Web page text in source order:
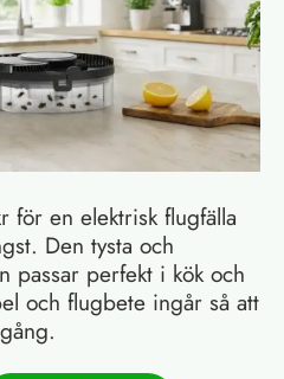
för en elektrisk flugfälla
Den tysta och
passar perfekt i kök och
och flugbete ingår så att